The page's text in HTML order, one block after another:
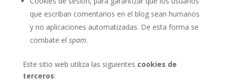
que escriban comentarios en el blog sean humanos
y no aplicaciones automatizadas. De esta forma se
combate el spam.
Este sitio web utiliza las siguientes cookies de
terceros: